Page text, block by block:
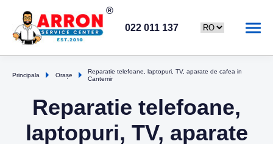
022 011 137
Principala Orașe
Reparatie telefoane, laptopuri, TV, aparate de cafea in
Cantemir
Reparatie telefoane,
laptopuri, TV, aparate